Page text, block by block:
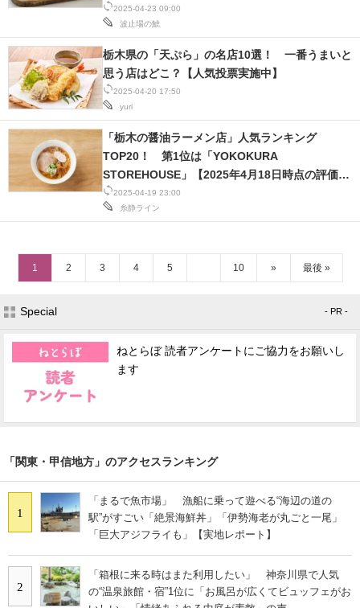
2025-04-23 09:00
波止場の鯱
2025-04-20 17:50
yuri
栃木県の「天ぷら」の名店10選！ 一番うまいと
思う店はどこ？【人気投票実施中】
2025-04-19 23:00
糸静ライン
「栃木の醤油ラーメン店」人気ランキング
TOP20！ 第1位は「YOKOKURA
STOREHOUSE」【2025年4月18日時点の評価／
ラーメンデータベース】
1 2 3 4 5 10 » 最後 »
Special - PR -
ねとらぼ 読者アンケートにご協力をお願いし
ます
「関東・甲信地方」のアクセスランキング
1
「まるで魚市場」 漁船に乗って遊べる“海辺の道の
駅”がすごい「絶景海鮮丼」「伊勢海老が丸ごと一尾」
「巨大アジフライも」【実地レポート】
2
「箱根に来る時はまた利用したい」 神奈川県で人気
の“温泉旅館・宿”1位に「お風呂が広くてビュッフェがお